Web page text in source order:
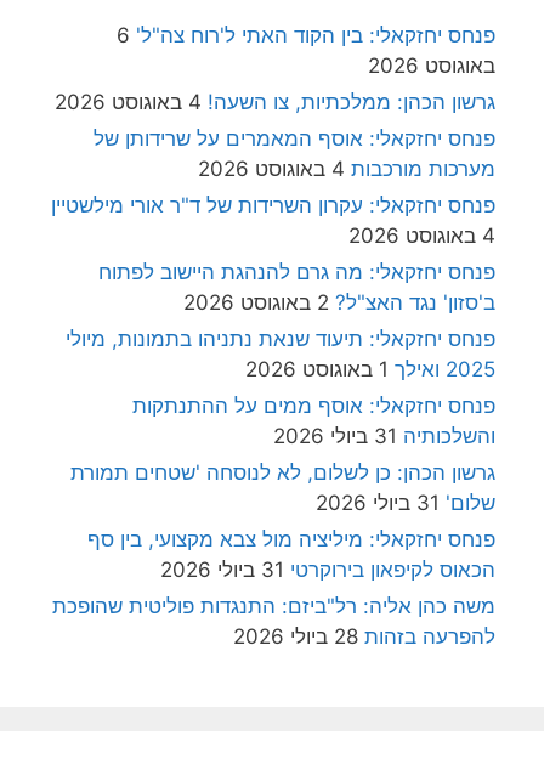
פנחס יחזקאלי: בין הקוד האתי ל'רוח צה"ל' 6
באוגוסט 2026
גרשון הכהן: ממלכתיות, צו השעה! 4 באוגוסט 2026
פנחס יחזקאלי: אוסף המאמרים על שרידותן של
מערכות מורכבות 4 באוגוסט 2026
פנחס יחזקאלי: עקרון השרידות של ד"ר אורי מילשטיין
4 באוגוסט 2026
פנחס יחזקאלי: מה גרם להנהגת היישוב לפתוח
ב'סזון' נגד האצ"ל? 2 באוגוסט 2026
פנחס יחזקאלי: תיעוד שנאת נתניהו בתמונות, מיולי
2025 ואילך
1 באוגוסט 2026
פנחס יחזקאלי: אוסף ממים על ההתנתקות
והשלכותיה 31 ביולי 2026
גרשון הכהן: כן לשלום, לא לנוסחה 'שטחים תמורת
שלום' 31 ביולי 2026
פנחס יחזקאלי: מיליציה מול צבא מקצועי, בין סף
הכאוס לקיפאון בירוקרטי 31 ביולי 2026
משה כהן אליה: רל"ביזם: התנגדות פוליטית שהופכת
להפרעה בזהות 28 ביולי 2026